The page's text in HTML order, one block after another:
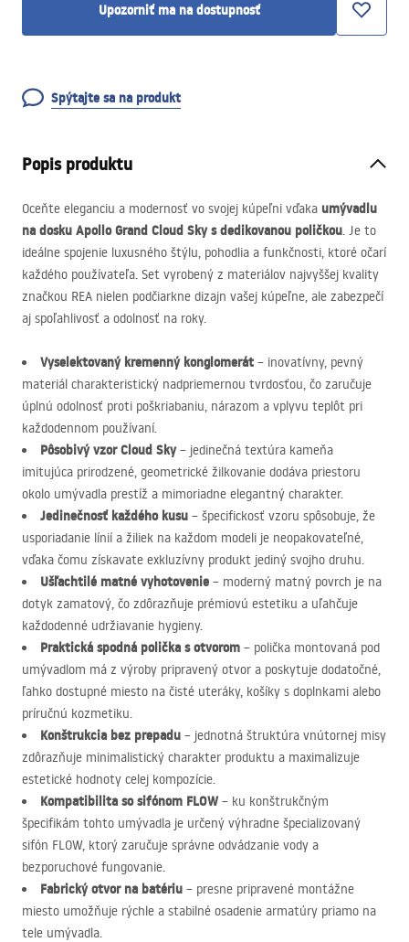
Upozorniť ma na dostupnosť
Spýtajte sa na produkt
Popis produktu
Oceňte eleganciu a modernosť vo svojej kúpeľni vďaka umývadlu
na dosku Apollo Grand Cloud Sky s dedikovanou poličkou. Je to
ideálne spojenie luxusného štýlu, pohodlia a funkčnosti, ktoré očarí
každého používateľa. Set vyrobený z materiálov najvyššej kvality
značkou REA nielen podčiarkne dizajn vašej kúpeľne, ale zabezpečí
aj spoľahlivosť a odolnosť na roky.
Vyselektovaný kremenný konglomerát – inovatívny, pevný
materiál charakteristický nadpriemernou tvrdosťou, čo zaručuje
úplnú odolnosť proti poškriabaniu, nárazom a vplyvu teplôt pri
každodennom používaní.
Pôsobivý vzor Cloud Sky– jedinečná textúra kameňa
imitujúca prirodzené, geometrické žilkovanie dodáva priestoru
okolo umývadla prestíž a mimoriadne elegantný charakter.
Jedinečnosť každého kusu – špecifickosť vzoru spôsobuje, že
usporiadanie línií a žiliek na každom modeli je neopakovateľné,
vďaka čomu získavate exkluzívny produkt jediný svojho druhu.
Ušľachtilé matné vyhotovenie – moderný matný povrch je na
dotyk zamatový, čo zdôrazňuje prémiovú estetiku a uľahčuje
každodenné udržiavanie hygieny.
Praktická spodná polička s otvorom – polička montovaná pod
umývadlom má z výroby pripravený otvor a poskytuje dodatočné,
ľahko dostupné miesto na čisté uteráky, košíky s doplnkami alebo
príručnú kozmetiku.
Konštrukcia bez prepadu – jednotná štruktúra vnútornej misy
zdôrazňuje minimalistický charakter produktu a maximalizuje
estetické hodnoty celej kompozície.
Kompatibilita so sifónom FLOW– ku konštrukčným
špecifikám tohto umývadla je určený výhradne špecializovaný
sifón FLOW, ktorý zaručuje správne odvádzanie vody a
bezporuchové fungovanie.
Fabrický otvor na batériu – presne pripravené montážne
miesto umožňuje rýchle a stabilné osadenie armatúry priamo na
tele umývadla.